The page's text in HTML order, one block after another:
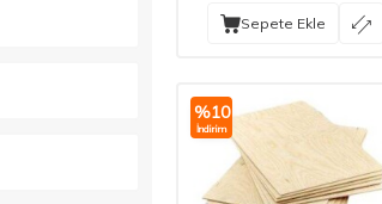
Sepete Ekle
%10
İndirim